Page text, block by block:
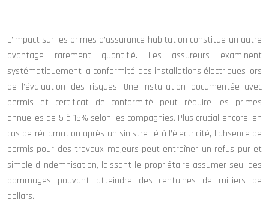
L’impact sur les primes d’assurance habitation constitue un autre
avantage rarement quantifié. Les assureurs examinent
systématiquement la conformité des installations électriques lors
de l’évaluation des risques. Une installation documentée avec
permis et certificat de conformité peut réduire les primes
annuelles de 5 à 15% selon les compagnies. Plus crucial encore, en
cas de réclamation après un sinistre lié à l’électricité, l’absence de
permis pour des travaux majeurs peut entraîner un refus pur et
simple d’indemnisation, laissant le propriétaire assumer seul des
dommages pouvant atteindre des centaines de milliers de
dollars.